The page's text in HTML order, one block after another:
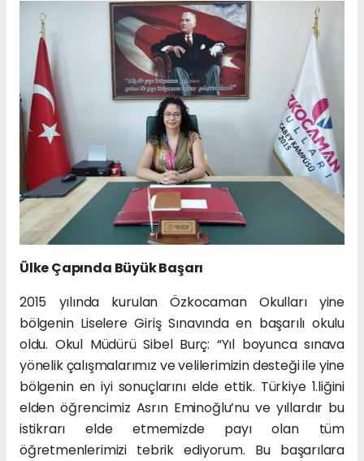
Ülke Çapında Büyük Başarı
2015 yılında kurulan Özkocaman Okulları yine
bölgenin Liselere Giriş Sınavında en başarılı okulu
oldu. Okul Müdürü Sibel Burç: “Yıl boyunca sınava
yönelik çalışmalarımız ve velilerimizin desteği ile yine
bölgenin en iyi sonuçlarını elde ettik. Türkiye 1.liğini
elden öğrencimiz Asrın Eminoğlu’nu ve yıllardır bu
istikrarı elde etmemizde payı olan tüm
öğretmenlerimizi tebrik ediyorum. Bu başarılara